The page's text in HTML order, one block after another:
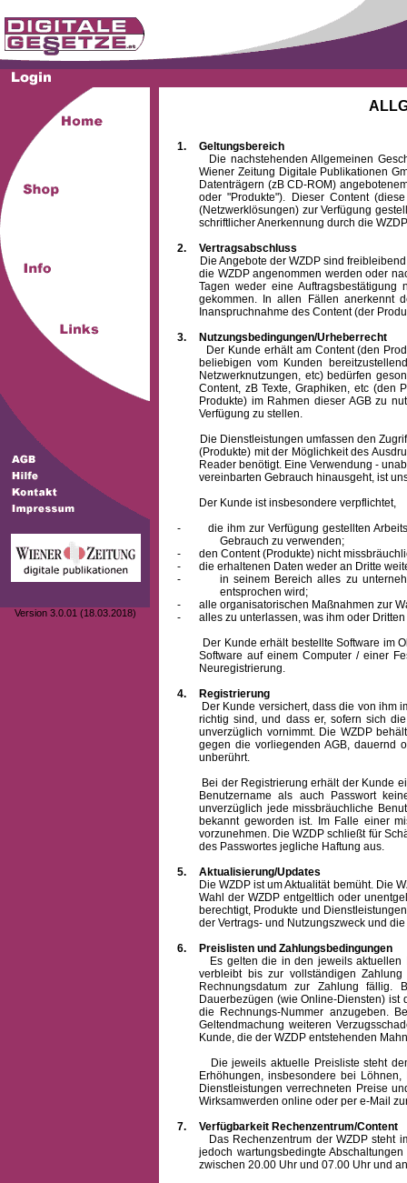
Version 3.0.01 (18.03.2018)
1.
Geltungsbereich
Die nachstehenden Allgemeinen
Wiener Zeitung Digitale Publikationen
Datenträgern (zB CD-ROM)
oder "Produkte"). Dieser Content
(Netzwerklösungen) zur Verfügung
schriftlicher Anerkennung durch die
2.
Vertragsabschluss
Die Angebote der WZDP sind freibleibend.
die WZDP angenommen werden oder
Tagen weder eine
gekommen. In allen Fällen anerkennt
Inanspruchnahme des Content (der
3.
Nutzungsbedingungen/Urheberrecht
Der Kunde erhält am Content (den
beliebigen vom Kunden
Netzwerknutzungen, etc) bedürfen
Content, zB Texte, Graphiken, etc (den
Produkte) im Rahmen dieser AGB zu
Verfügung zu stellen.
Die Dienstleistungen umfassen den Zugriff
(Produkte) mit der Möglichkeit des
Reader benötigt. Eine Verwendung -
vereinbarten Gebrauch hinausgeht, ist
Der Kunde ist insbesondere verpflichtet,
-
die ihm zur Verfügung gestellten
Gebrauch zu verwenden;
-
den Content (Produkte) nicht
-
die erhaltenen Daten weder an Dritte
-
in seinem Bereich alles zu
entsprochen wird;
-
alle organisatorischen Maßnahmen zur
-
alles zu unterlassen, was ihm oder
Der Kunde erhält bestellte Software im
Software auf einem Computer / einer
Neuregistrierung.
4.
Registrierung
Der Kunde versichert, dass die von ihm
richtig sind, und dass er, sofern sich
unverzüglich vornimmt. Die WZDP
gegen die vorliegenden AGB, dauernd
unberührt.
Bei der Registrierung erhält der Kunde
Benutzernameals auch Passwort
unverzüglich jede missbräuchliche
bekannt geworden ist. Im Falle einer
vorzunehmen. Die WZDP schließt für
des Passwortes jegliche Haftung aus.
5.
Aktualisierung/Updates
Die WZDP ist um Aktualität bemüht. Die
Wahl der WZDP entgeltlich oder
berechtigt, Produkte und
der Vertrags- und Nutzungszweck und
6.
Preislisten und Zahlungsbedingungen
Es gelten die in den jeweils aktuellen
verbleibt bis zur vollständigen
Rechnungsdatum zur Zahlung fällig.
Dauerbezügen (wie Online-Diensten)
die Rechnungs-Nummer anzugeben.
Geltendmachung weiteren
Kunde, die der WZDP entstehenden
Die jeweils aktuelle Preisliste steht dem
Erhöhungen, insbesondere bei
Dienstleistungen verrechneten Preise
Wirksamwerden online oder per e-Mail
7.
Verfügbarkeit Rechenzentrum/Content
Das Rechenzentrum der WZDP steht im
jedoch wartungsbedingte
zwischen 20.00 Uhr und 07.00 Uhr und